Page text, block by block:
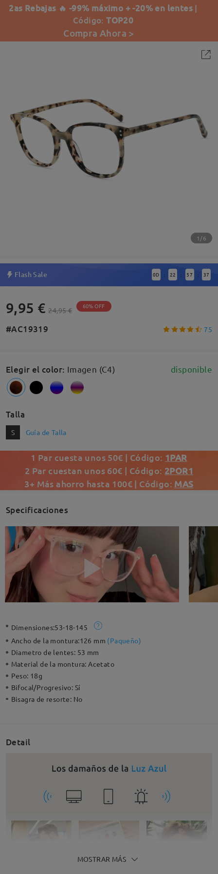
2as Rebajas 🔥 -99% máximo + -20% en lentes |
Código:TOP20
Compra Ahora >
1/6
Flash Sale 0D : 22 : 57 : 37
9,95 € 24,95 € 60% OFF
#AC19319 75
Elegir el color: Imagen (C4) disponible
Talla
S Guía de Talla
1 Par cuesta unos 50€ | Código: 1PAR
2 Par cuestan unos 60€ | Código: 2POR1
3+ Más ahorro hasta 100€ | Código: MAS
Specificaciones
Dimensiones:53-18-145
Ancho de la montura:126 mm (Paqueño)
Diametro de lentes: 53 mm
Material de la montura:Acetato
Peso: 18g
Bifocal/Progresivo: Sí
Bisagra de resorte: No
Detail
MOSTRAR MÁS